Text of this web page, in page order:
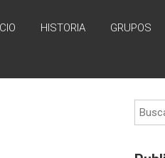
HISTORIA GRUPOS